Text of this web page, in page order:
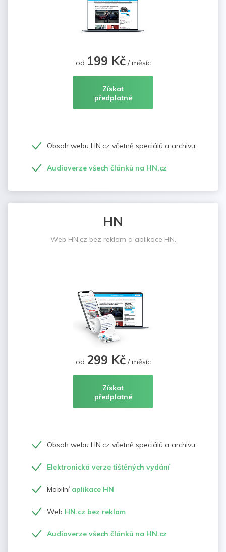
od 199 Kč/ měsíc
Získat
předplatné
Obsah webu HN.cz včetně speciálů a archivu
Audioverze všech článků na HN.cz
HN
Web HN.cz bez reklam a aplikace HN.
od 299 Kč/ měsíc
Získat
předplatné
Obsah webu HN.cz včetně speciálů a archivu
Elektronická verze tištěných vydání
Mobilní aplikace HN
Web HN.cz bez reklam
Audioverze všech článků na HN.cz